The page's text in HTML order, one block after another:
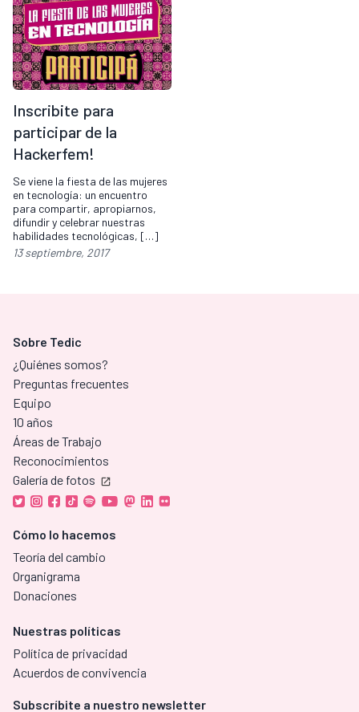
Inscribite para
participar de la
Hackerfem!
Se viene la fiesta de las mujeres
en tecnología: un encuentro
para compartir, apropiarnos,
difundir y celebrar nuestras
habilidades tecnológicas, […]
13 septiembre, 2017
Sobre Tedic
¿Quiénes somos?
Preguntas frecuentes
Equipo
10 años
Áreas de Trabajo
Reconocimientos
Galería de fotos
Cómo lo hacemos
Teoría del cambio
Organigrama
Donaciones
Nuestras políticas
Política de privacidad
Acuerdos de convivencia
Subscríbite a nuestro newsletter